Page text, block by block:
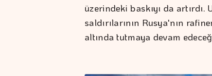
üzerindeki baskıyı da artırdı.
saldırılarının Rusya'nın
altında tutmaya devam